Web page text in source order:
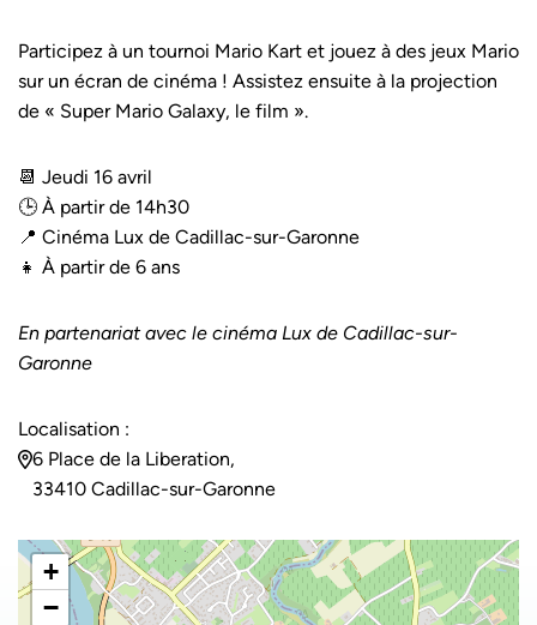
Participez à un tournoi Mario Kart et jouez à des jeux Mario
sur un écran de cinéma ! Assistez ensuite à la projection
de « Super Mario Galaxy, le film ».
📆 Jeudi 16 avril
🕒 À partir de 14h30
📍 Cinéma Lux de Cadillac-sur-Garonne
👧 À partir de 6 ans
En partenariat avec le cinéma Lux de Cadillac-sur-
Garonne
Localisation :
6 Place de la Liberation,
33410 Cadillac-sur-Garonne
+
−